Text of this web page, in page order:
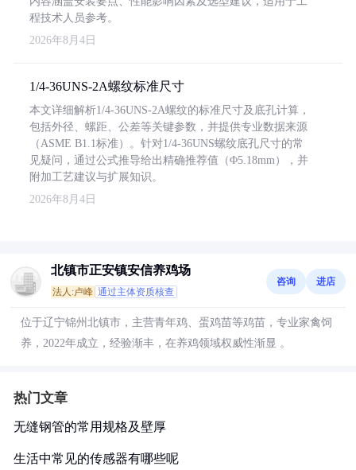
程技术人员参考。
2026年8月4日
1/4-36UNS-2A螺纹标准尺寸
本文详细解析1/4-36UNS-2A螺纹的标准尺寸及底孔计算，
包括外径、螺距、公差等关键参数，并提供专业数据来源
（ASME B1.1标准）。针对1/4-36UNS螺纹底孔尺寸的常
见疑问，通过公式推导给出精确推荐值（Φ5.18mm），并
附加工艺建议与扩展知识。
2026年8月4日
北镇市正安镇安信养鸡场
法人:卢峰 通过主体资质核查
咨询 进店
位于辽宁锦州北镇市，主营青年鸡、蛋鸡苗等鸡苗，专业家禽饲
养，2022年成立，经验渐丰，在养鸡领域权威性渐显 。
热门文章
无缝钢管的常用规格及壁厚
生活中常见的传感器有哪些呢